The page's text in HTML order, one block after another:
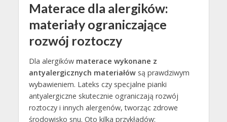
Materace dla alergików:
materiały ograniczające
rozwój roztoczy
Dla alergików materace wykonane z
antyalergicznych materiałówsą prawdziwym
wybawieniem. Lateks czy specjalne pianki
antyalergiczne skutecznie ograniczają rozwój
roztoczy i innych alergenów, tworząc zdrowe
środowisko snu. Oto kilka przykładów: